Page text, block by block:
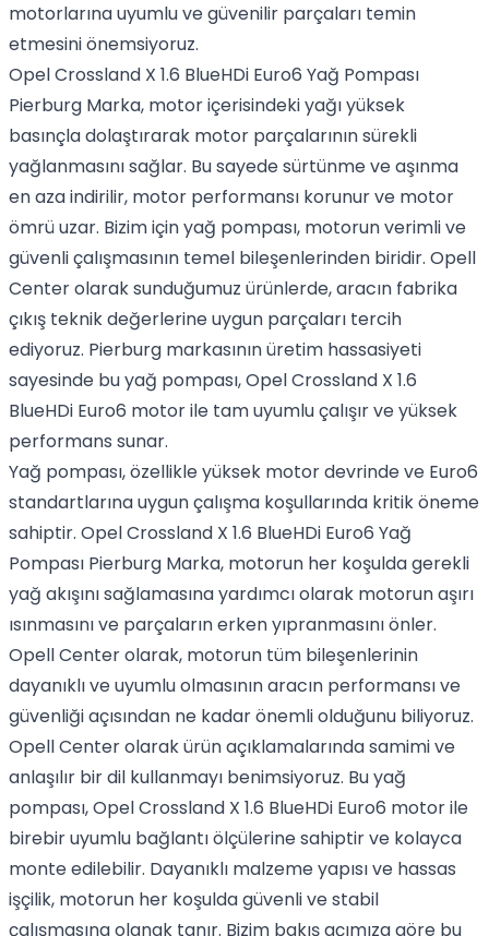
motorlarına uyumlu ve güvenilir parçaları temin
etmesini önemsiyoruz.
Opel Crossland X 1.6 BlueHDi Euro6 Yağ Pompası
Pierburg Marka, motor içerisindeki yağı yüksek
basınçla dolaştırarak motor parçalarının sürekli
yağlanmasını sağlar. Bu sayede sürtünme ve aşınma
en aza indirilir, motor performansı korunur ve motor
ömrü uzar. Bizim için yağ pompası, motorun verimli ve
güvenli çalışmasının temel bileşenlerinden biridir. Opell
Center olarak sunduğumuz ürünlerde, aracın fabrika
çıkış teknik değerlerine uygun parçaları tercih
ediyoruz. Pierburg markasının üretim hassasiyeti
sayesinde bu yağ pompası, Opel Crossland X 1.6
BlueHDi Euro6 motor ile tam uyumlu çalışır ve yüksek
performans sunar.
Yağ pompası, özellikle yüksek motor devrinde ve Euro6
standartlarına uygun çalışma koşullarında kritik öneme
sahiptir. Opel Crossland X 1.6 BlueHDi Euro6 Yağ
Pompası Pierburg Marka, motorun her koşulda gerekli
yağ akışını sağlamasına yardımcı olarak motorun aşırı
ısınmasını ve parçaların erken yıpranmasını önler.
Opell Center olarak, motorun tüm bileşenlerinin
dayanıklı ve uyumlu olmasının aracın performansı ve
güvenliği açısından ne kadar önemli olduğunu biliyoruz.
Opell Center olarak ürün açıklamalarında samimi ve
anlaşılır bir dil kullanmayı benimsiyoruz. Bu yağ
pompası, Opel Crossland X 1.6 BlueHDi Euro6 motor ile
birebir uyumlu bağlantı ölçülerine sahiptir ve kolayca
monte edilebilir. Dayanıklı malzeme yapısı ve hassas
işçilik, motorun her koşulda güvenli ve stabil
çalışmasına olanak tanır. Bizim bakış açımıza göre bu